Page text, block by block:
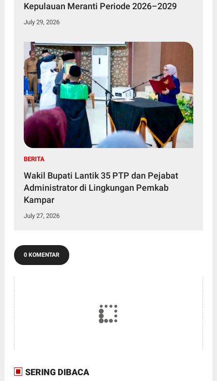
Kepulauan Meranti Periode 2026–2029
July 29, 2026
BERITA
Wakil Bupati Lantik 35 PTP dan Pejabat
Administrator di Lingkungan Pemkab
Kampar
July 27, 2026
0 KOMENTAR
SERING DIBACA